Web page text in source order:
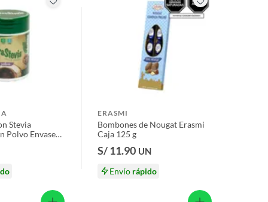
Stevia
Polvo Envase
ERASMI
Bombones de Nougat Erasmi
Caja 125 g
S/ 11.90 UN
Envío rápido